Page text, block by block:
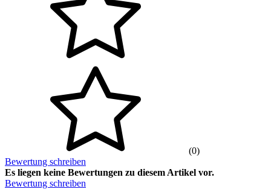
(0)
Bewertung schreiben
Es liegen keine Bewertungen zu diesem Artikel vor.
Bewertung schreiben